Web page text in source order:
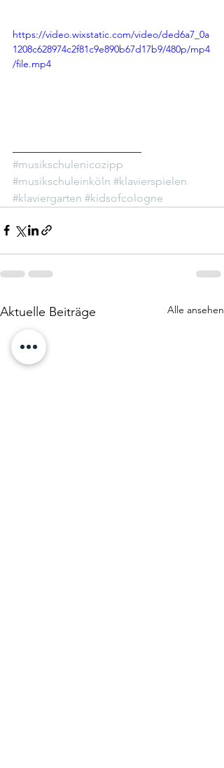
https://video.wixstatic.com/video/ded6a7_0a
1208c628974c2f81c9e890b67d17b9/480p/mp4
/file.mp4
#musikschulenicozipp
#musikschuleinköln #klavierspielen
#klaviergarten #kidsofcologne
Aktuelle Beiträge Alle ansehen